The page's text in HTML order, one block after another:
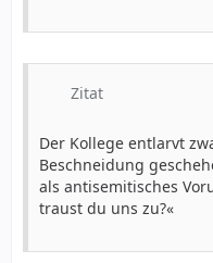
Zitat
Der Kollege entlarvt
Beschneidung
als antisemitisches
traust du uns zu?«